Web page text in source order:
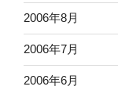
2006年8月
2006年7月
2006年6月